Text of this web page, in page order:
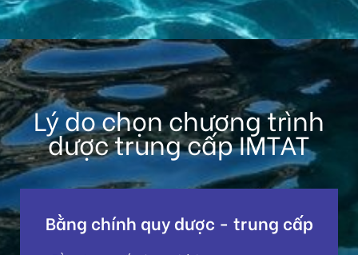
Lý do chọn chương trình
dược trung cấp IMTAT
Bằng chính quy dược - trung cấp